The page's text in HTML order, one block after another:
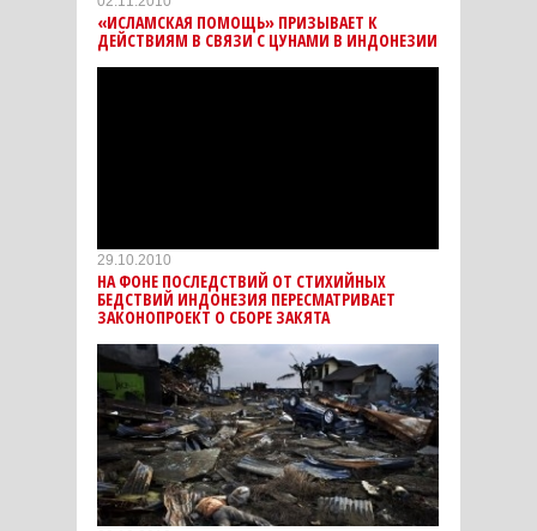
«ИСЛАМСКАЯ ПОМОЩЬ» ПРИЗЫВАЕТ К
ДЕЙСТВИЯМ В СВЯЗИ С ЦУНАМИ В ИНДОНЕЗИИ
29.10.2010
НА ФОНЕ ПОСЛЕДСТВИЙ ОТ СТИХИЙНЫХ
БЕДСТВИЙ ИНДОНЕЗИЯ ПЕРЕСМАТРИВАЕТ
ЗАКОНОПРОЕКТ О СБОРЕ ЗАКЯТА